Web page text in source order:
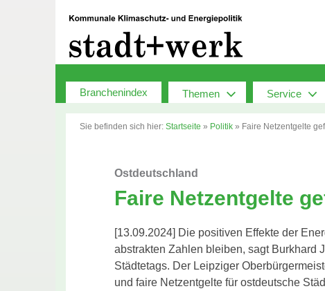
Branchenindex Themen Service
Sie befinden sich hier: Startseite » Politik » Faire Netzentgelte
Ostdeutschland
Faire Netzentgelte
[13.09.2024] Die positiven Effekte der
abstrakten Zahlen bleiben, sagt Burkhard
Städtetags. Der Leipziger
und faire Netzentgelte für ostdeutsche